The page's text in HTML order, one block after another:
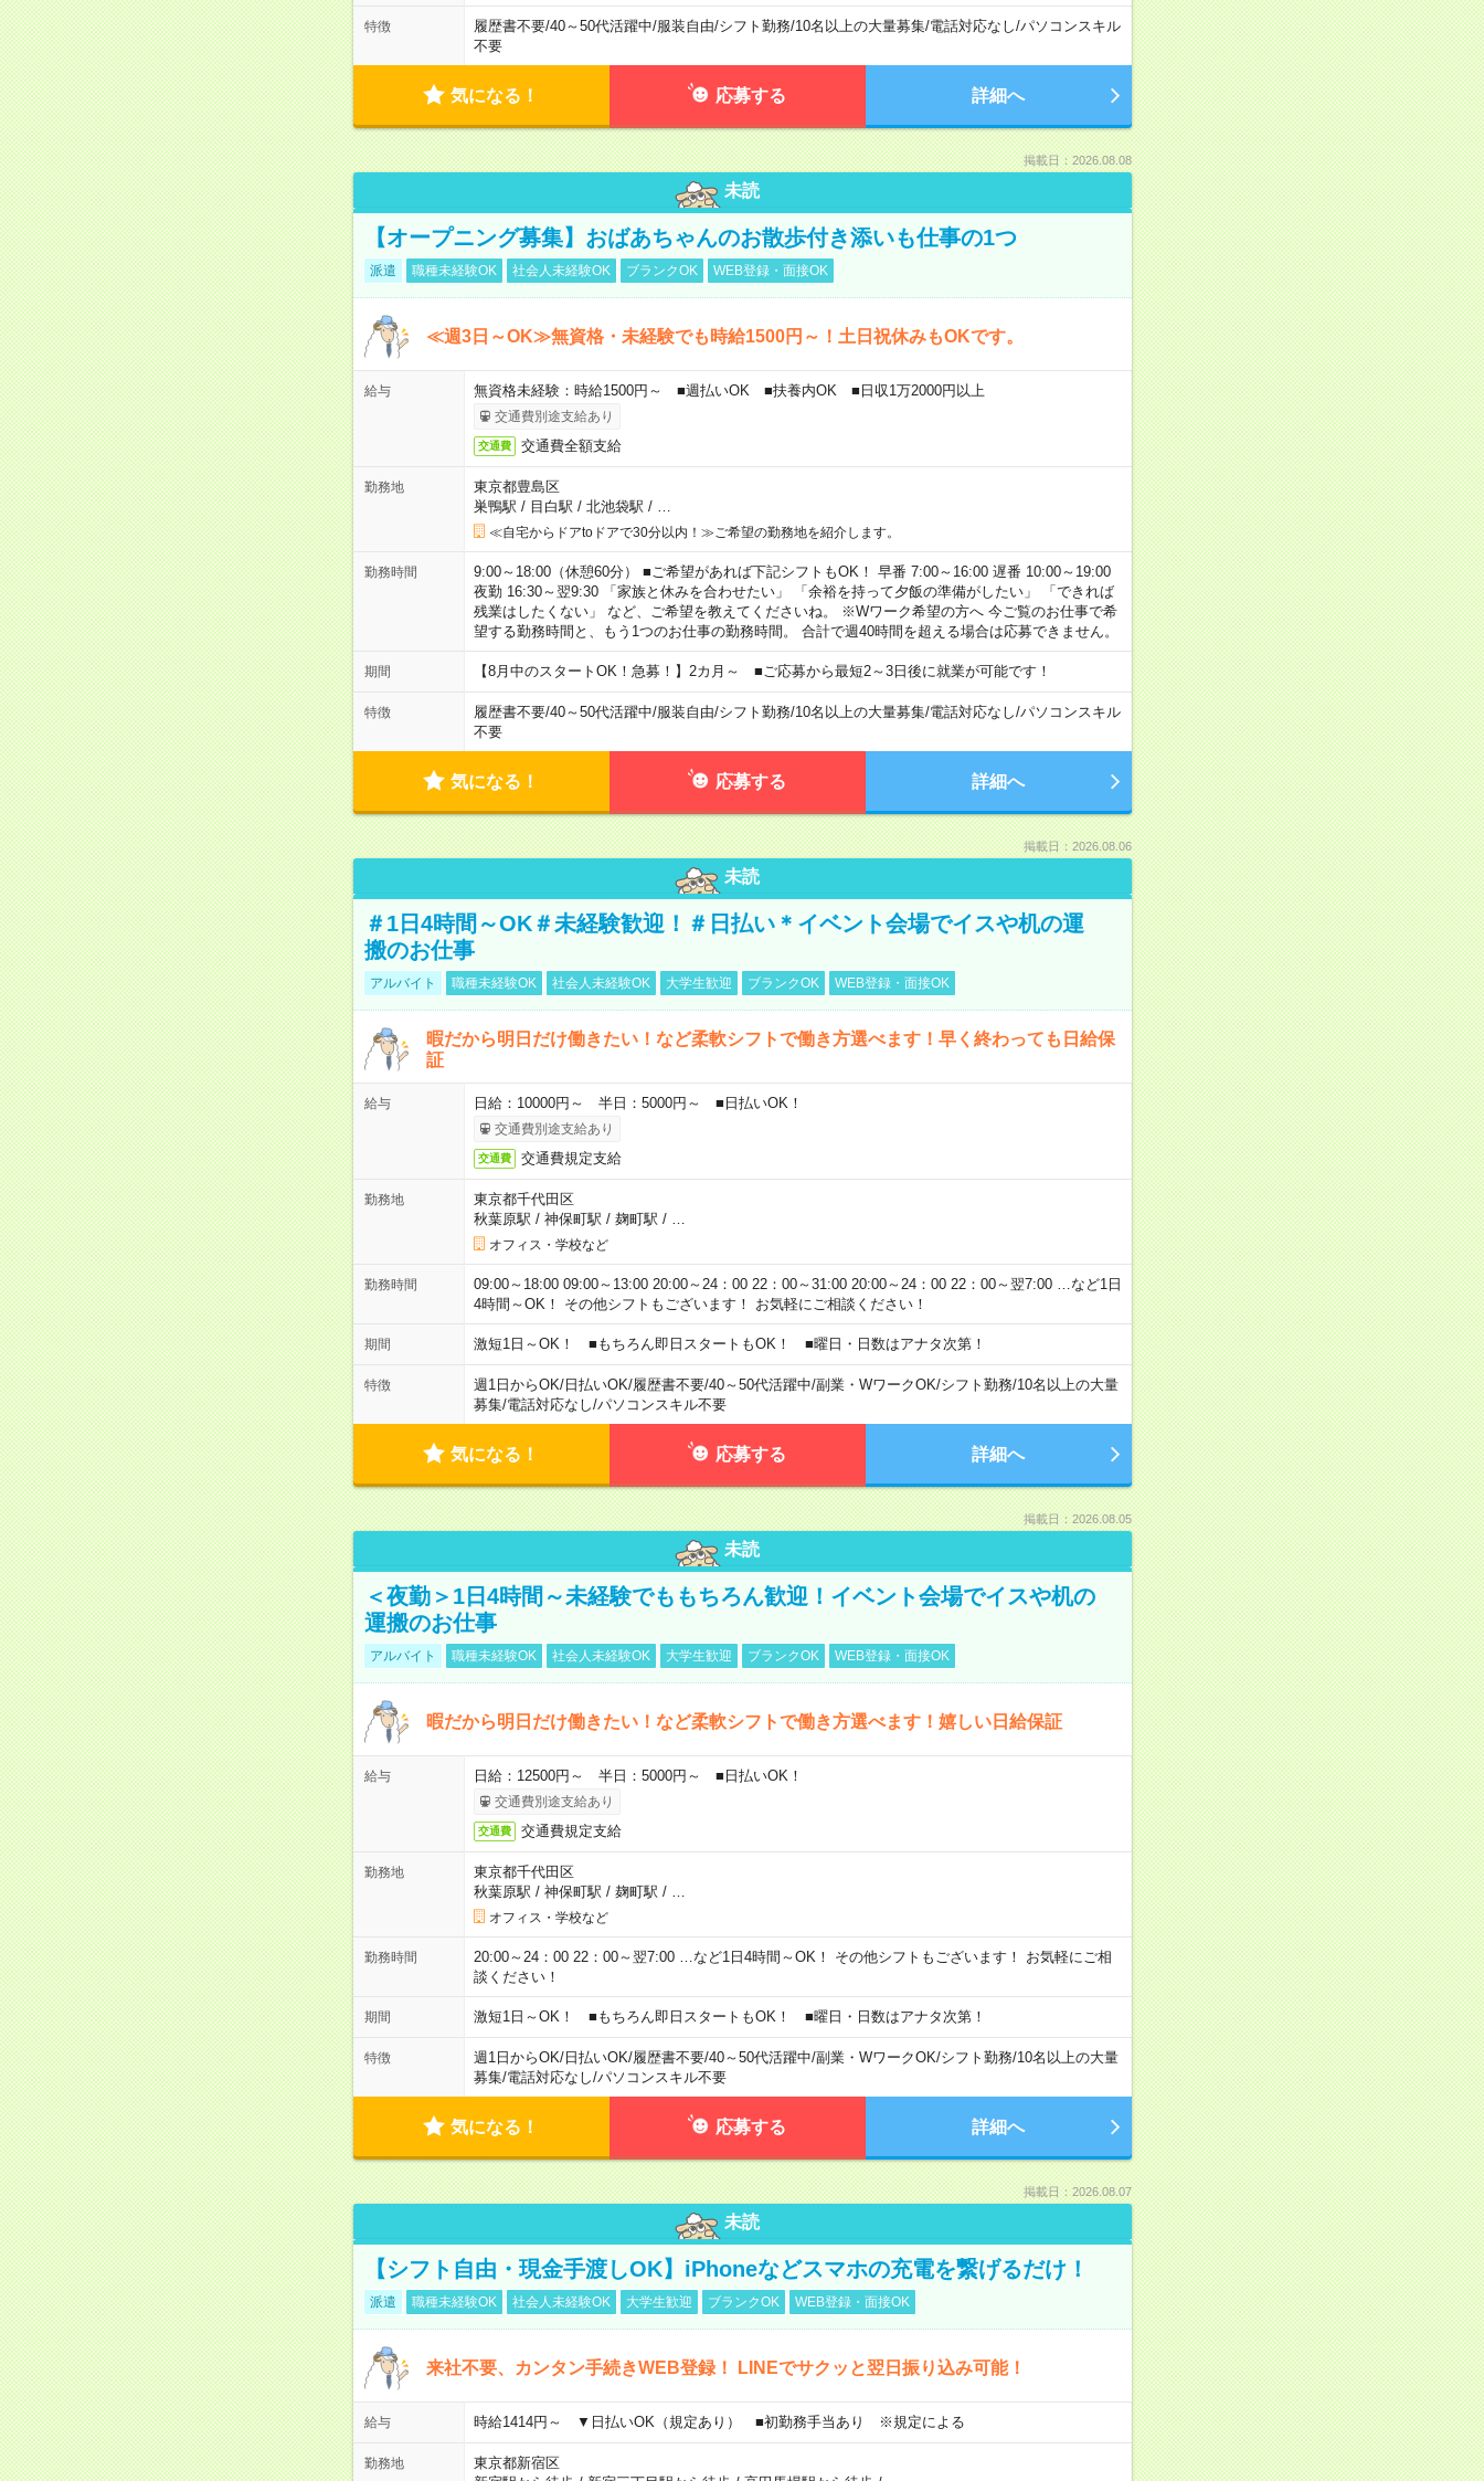
特徴 履歴書不要/40～50代活躍中/服装自由/シフト勤務/10名以上の大量募集/電話対応なし/パソコンスキル
不要
気になる！ 応募する 詳細へ
掲載日：2026.08.08
未読
【オープニング募集】おばあちゃんのお散歩付き添いも仕事の1つ
派遣 職種未経験OK 社会人未経験OK ブランクOK WEB登録・面接OK
≪週3日～OK≫無資格・未経験でも時給1500円～！土日祝休みもOKです。
給与 無資格未経験：時給1500円～ ■週払いOK ■扶養内OK ■日収1万2000円以上
交通費別途支給あり
交通費 交通費全額支給
勤務地
東京都豊島区
巣鴨駅 / 目白駅 / 北池袋駅 /
≪自宅からドアtoドアで30分以内！≫ご希望の勤務地を紹介します。
勤務時間
9:00～18:00（休憩60分） ■ご希望があれば下記シフトもOK！ 早番 7:00～16:00 遅番 10:00～19:00
夜勤 16:30～翌9:30 「家族と休みを合わせたい」 「余裕を持って夕飯の準備がしたい」 「できれば
残業はしたくない」 など、ご希望を教えてくださいね。 ※Wワーク希望の方へ 今ご覧のお仕事で希
望する勤務時間と、もう1つのお仕事の勤務時間。 合計で週40時間を超える場合は応募できません。
期間 【8月中のスタートOK！急募！】2カ月～ ■ご応募から最短2～3日後に就業が可能です！
特徴 履歴書不要/40～50代活躍中/服装自由/シフト勤務/10名以上の大量募集/電話対応なし/パソコンスキル
不要
気になる！ 応募する 詳細へ
掲載日：2026.08.06
未読
＃1日4時間～OK＃未経験歓迎！＃日払い＊イベント会場でイスや机の運
搬のお仕事
アルバイト 職種未経験OK 社会人未経験OK 大学生歓迎 ブランクOK WEB登録・面接OK
暇だから明日だけ働きたい！など柔軟シフトで働き方選べます！早く終わっても日給保
証
給与 日給：10000円～ 半日：5000円～ ■日払いOK！
交通費別途支給あり
交通費 交通費規定支給
勤務地
東京都千代田区
秋葉原駅 / 神保町駅 / 麹町駅 /
オフィス・学校など
勤務時間
09:00～18:00 09:00～13:00 20:00～24：00 22：00～31:00 20:00～24：00 22：00～翌7:00 …など1日
4時間～OK！ その他シフトもございます！ お気軽にご相談ください！
期間 激短1日～OK！ ■もちろん即日スタートもOK！ ■曜日・日数はアナタ次第！
特徴 週1日からOK/日払いOK/履歴書不要/40～50代活躍中/副業・WワークOK/シフト勤務/10名以上の大量
募集/電話対応なし/パソコンスキル不要
気になる！ 応募する 詳細へ
掲載日：2026.08.05
未読
＜夜勤＞1日4時間～未経験でももちろん歓迎！イベント会場でイスや机の
運搬のお仕事
アルバイト 職種未経験OK 社会人未経験OK 大学生歓迎 ブランクOK WEB登録・面接OK
暇だから明日だけ働きたい！など柔軟シフトで働き方選べます！嬉しい日給保証
給与 日給：12500円～ 半日：5000円～ ■日払いOK！
交通費別途支給あり
交通費 交通費規定支給
勤務地
東京都千代田区
秋葉原駅 / 神保町駅 / 麹町駅 /
オフィス・学校など
勤務時間
20:00～24：00 22：00～翌7:00 …など1日4時間～OK！ その他シフトもございます！ お気軽にご相
談ください！
期間 激短1日～OK！ ■もちろん即日スタートもOK！ ■曜日・日数はアナタ次第！
特徴 週1日からOK/日払いOK/履歴書不要/40～50代活躍中/副業・WワークOK/シフト勤務/10名以上の大量
募集/電話対応なし/パソコンスキル不要
気になる！ 応募する 詳細へ
掲載日：2026.08.07
未読
【シフト自由・現金手渡しOK】iPhoneなどスマホの充電を繋げるだけ！
派遣 職種未経験OK 社会人未経験OK 大学生歓迎 ブランクOK WEB登録・面接OK
来社不要、カンタン手続きWEB登録！ LINEでサクッと翌日振り込み可能！
給与 時給1414円～ ▼日払いOK（規定あり） ■初勤務手当あり ※規定による
勤務地
東京都新宿区